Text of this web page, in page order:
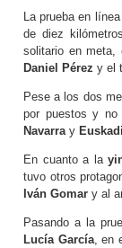
La prueba en
de diez
solitario en meta,
Daniel Pérez y el
Pese a los dos
por puestos y
Navarra y
En cuanto a la
tuvo otros
Iván Gomar y al
Pasando a la
Lucía García, en